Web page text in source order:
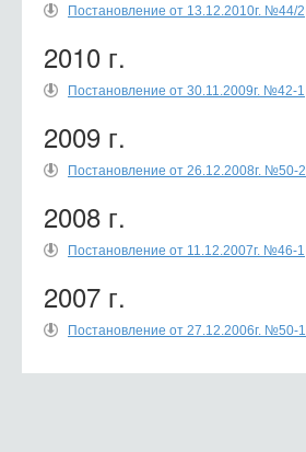
Постановление от 13.12.2010г. №44/2
2010 г.
Постановление от 30.11.2009г. №42-1
2009 г.
Постановление от 26.12.2008г. №50-2
2008 г.
Постановление от 11.12.2007г. №46-1
2007 г.
Постановление от 27.12.2006г. №50-1